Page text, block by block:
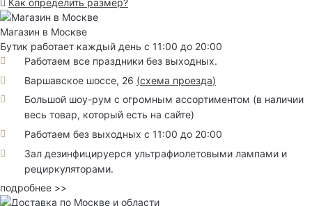
Как определить размер?
Магазин в Москве
Бутик работает каждый день с 11:00 до 20:00
Работаем все праздники без выходных.
Варшавское шоссе, 26 (схема проезда)
Большой шоу-рум с огромным ассортиментом (в наличии
весь товар, который есть на сайте)
Работаем без выходных с 11:00 до 20:00
Зал дезинфицируерся ультрафиолетовыми лампами и
рециркуляторами.
подробнее >>